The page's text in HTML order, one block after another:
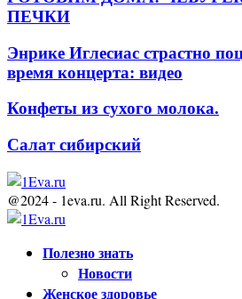
ПЕЧКИ
Энрике Иглесиас страстно
время концерта: видео
Конфеты из сухого молока.
Салат сибирский
@2024 - 1eva.ru. All Right Reserved.
Полезно знать
Новости
Женское здоровье